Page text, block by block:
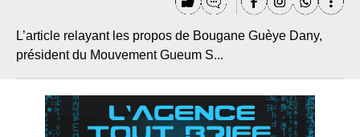
L’article relayant les propos de Bougane Guèye Dany,
président du Mouvement Gueum S...